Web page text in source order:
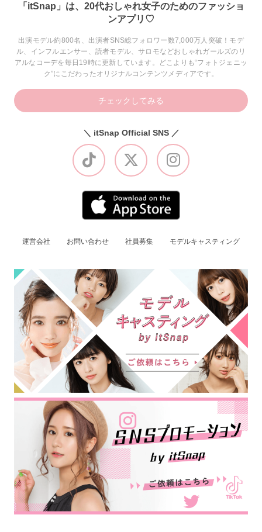
「itSnap」は、20代おしゃれ女子のためのファッショ
ンアプリ♡
出演モデル約800名、出演者SNS総フォロワー数7,000万人突破！モデ
ル、インフルエンサー、読者モデル、サロモなどおしゃれガールズのリ
アルなコーデを毎日19時に更新しています。どこよりも“フォトジェニッ
ク”にこだわったオリジナルコンテンツメディアです。
チェックしてみる
＼ itSnap Official SNS ／
運営会社 お問い合わせ 社員募集 モデルキャスティング